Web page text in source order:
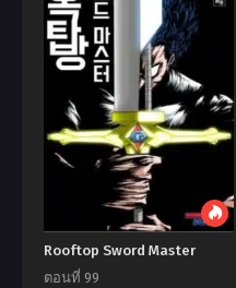
Rooftop Sword Master
ตอนที่ 99